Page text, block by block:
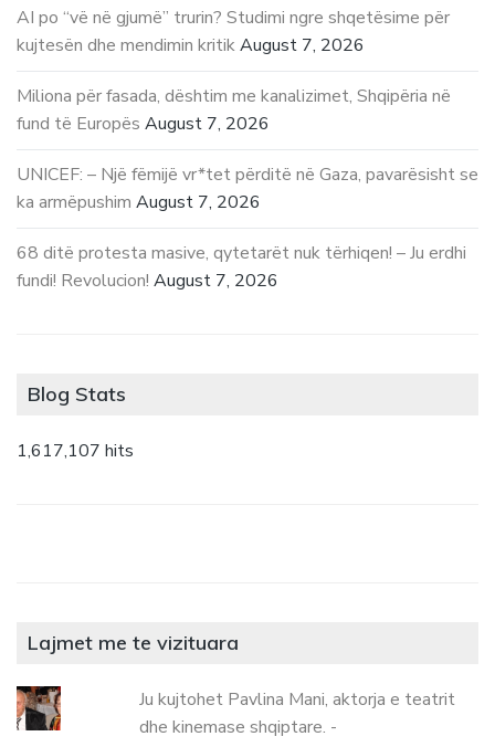
AI po “vë në gjumë” trurin? Studimi ngre shqetësime për
kujtesën dhe mendimin kritikAugust 7, 2026
Miliona për fasada, dështim me kanalizimet, Shqipëria në
fund të Europës August 7, 2026
UNICEF: – Një fëmijë vr*tet përditë në Gaza, pavarësisht se
ka armëpushim August 7, 2026
68 ditë protesta masive, qytetarët nuk tërhiqen! – Ju erdhi
fundi! Revolucion! August 7, 2026
Blog Stats
1,617,107 hits
Lajmet me te vizituara
Ju kujtohet Pavlina Mani, aktorja e teatrit
dhe kinemase shqiptare. -